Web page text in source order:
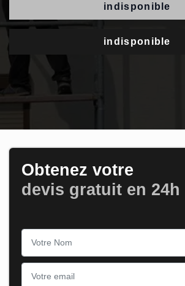
indisponible
indisponible
Obtenez votre
devis gratuit en 24h